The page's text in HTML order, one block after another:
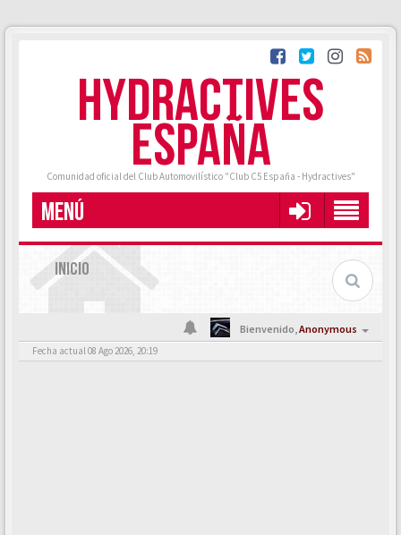
HYDRACTIVES
ESPAÑA
Comunidad oficial del Club Automovilístico "Club C5 España - Hydractives"
MENÚ
INICIO
Bienvenido,Anonymous
Fecha actual 08 Ago 2026, 20:19